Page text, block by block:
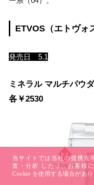
ETVOS（エトヴォ
発売日 5.1
ミネラル マルチパウ
各￥2530
当サイトでは当社の提携先
査・分析 したり、お客様
Cookie を使用する場合があ